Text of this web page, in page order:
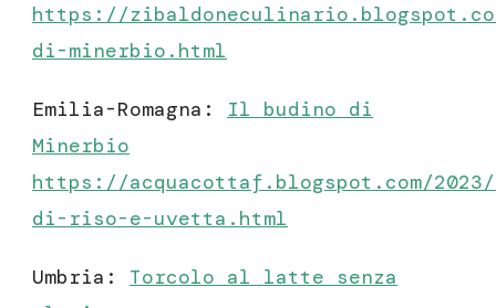
https://
di-minerbio.html
Emilia-Romagna: Il budino di
Minerbio
https://acquacottaf.blogspot.com/
di-riso-e-uvetta.html
Umbria: Torcolo al latte senza